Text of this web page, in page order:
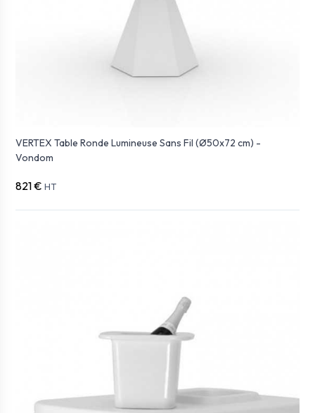
VERTEX Table Ronde Lumineuse Sans Fil (Ø50x72 cm) -
Vondom
821 € HT